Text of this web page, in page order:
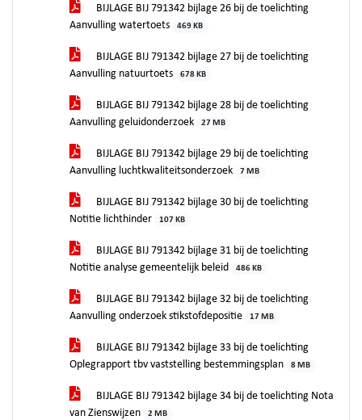
BIJLAGE BIJ 791342 bijlage 26 bij de toelichting
Aanvulling watertoets
469 KB
BIJLAGE BIJ 791342 bijlage 27 bij de toelichting
Aanvulling natuurtoets
678 KB
BIJLAGE BIJ 791342 bijlage 28 bij de toelichting
Aanvulling geluidonderzoek
27 MB
BIJLAGE BIJ 791342 bijlage 29 bij de toelichting
Aanvulling luchtkwaliteitsonderzoek
7 MB
BIJLAGE BIJ 791342 bijlage 30 bij de toelichting
Notitie lichthinder
107 KB
BIJLAGE BIJ 791342 bijlage 31 bij de toelichting
Notitie analyse gemeentelijk beleid
486 KB
BIJLAGE BIJ 791342 bijlage 32 bij de toelichting
Aanvulling onderzoek stikstofdepositie
17 MB
BIJLAGE BIJ 791342 bijlage 33 bij de toelichting
Oplegrapport tbv vaststelling bestemmingsplan
8 MB
BIJLAGE BIJ 791342 bijlage 34 bij de toelichting Nota
van Zienswijzen
2 MB